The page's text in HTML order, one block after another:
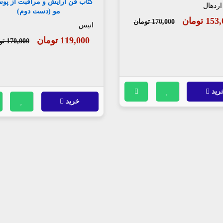
تومان 170,000 تومان
مو (دست دوم)
انیس
119,000 تومان 170,000 تومان
خرید